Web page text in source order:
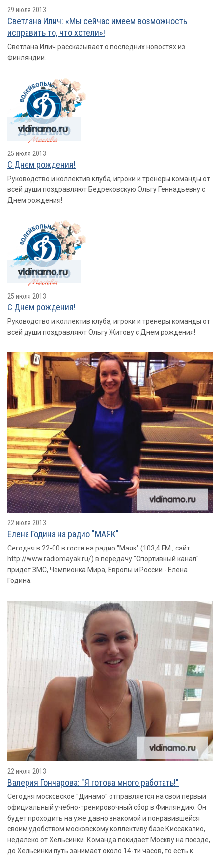
29 июля 2013
Светлана Илич: «Мы сейчас имеем возможность
исправить то, что хотели»!
Светлана Илич рассказывает о последних новостях из
Финляндии.
25 июля 2013
С Днем рождения!
Руководство и коллектив клуба, игроки и тренеры команды от
всей души поздравляют Бедрековскую Ольгу Геннадьевну с
Днем рождения!
25 июля 2013
С Днем рождения!
Руководство и коллектив клуба, игроки и тренеры команды от
всей души поздравляют Ольгу Житову с Днем рождения!
22 июля 2013
Елена Година на радио "МАЯК"
Сегодня в 22-00 в гости на радио "Маяк" (103,4 FM , сайт
http://www.radiomayak.ru/) в передачу "Спортивный канал"
придет ЗМС, Чемпионка Мира, Европы и России - Елена
Година.
22 июля 2013
Валерия Гончарова: "Я готова много работать!"
Сегодня московское "Динамо" отправляется на свой первый
официальный учебно-тренировочный сбор в Финляндию. Он
будет проходить на уже давно знакомой и понравившейся
своим удобством московскому коллективу базе Киссакалио,
недалеко от Хельсинки. Команда покидает Москву на поезде,
до Хельсинки путь занимает около 14-ти часов, то есть к